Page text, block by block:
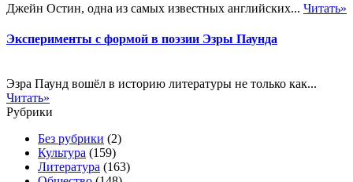
Джейн Остин, одна из самых известных английских... Читать»
Эксперименты с формой в поэзии Эзры Паунда
Эзра Паунд вошёл в историю литературы не только как...
Читать»
Рубрики
Без рубрики (2)
Культура (159)
Литература (163)